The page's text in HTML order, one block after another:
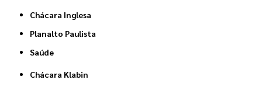
Chácara Inglesa
Planalto Paulista
Saúde
Chácara Klabin